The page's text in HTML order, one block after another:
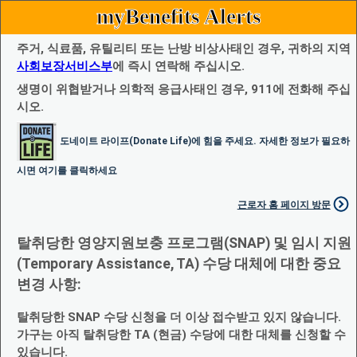
myBenefits Alerts
주거, 식료품, 유틸리티 또는 난방 비상사태인 경우, 귀하의 지역
사회보장서비스부에 즉시 연락해 주십시오.
생명이 위협받거나 의학적 응급사태인 경우, 911에 전화해 주십
시오.
도네이트 라이프(Donate Life)에 힘을 주세요. 자세한 정보가 필요하
시면 여기를 클릭하세요
근로자 홈 페이지 방문
탈취당한 영양지원보충 프로그램(SNAP) 및 임시 지원
(Temporary Assistance, TA) 수당 대체에 대한 중요
변경 사항:
탈취당한 SNAP 수당 신청을 더 이상 접수받고 있지 않습니다.
가구는 아직 탈취당한 TA (현금) 수당에 대한 대체를 신청할 수
있습니다.